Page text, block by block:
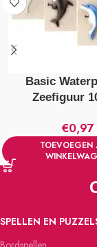
Basic
Zeefiguur
€0,97
TOEVOEGEN
SPELLEN EN